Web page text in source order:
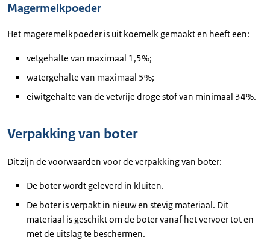
Magermelkpoeder
Het mageremelkpoeder is uit koemelk gemaakt en heeft een:
vetgehalte van maximaal 1,5%;
watergehalte van maximaal 5%;
eiwitgehalte van de vetvrije droge stof van minimaal 34%.
Verpakking van boter
Dit zijn de voorwaarden voor de verpakking van boter:
De boter wordt geleverd in kluiten.
De boter is verpakt in nieuw en stevig materiaal. Dit
materiaal is geschikt om de boter vanaf het vervoer tot en
met de uitslag te beschermen.